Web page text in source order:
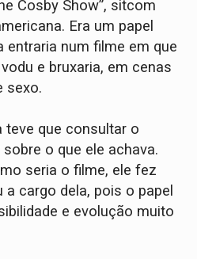
Cosby Show”, sitcom
Era um papel
entraria num filme em que
e bruxaria, em cenas
sexo.
teve que consultar o
o que ele achava.
seria o filme, ele fez
cargo dela, pois o papel
e evolução muito